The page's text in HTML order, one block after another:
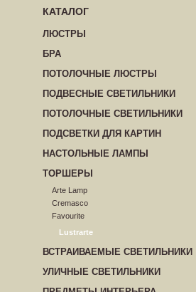
КАТАЛОГ
ЛЮСТРЫ
БРА
ПОТОЛОЧНЫЕ ЛЮСТРЫ
ПОДВЕСНЫЕ СВЕТИЛЬНИКИ
ПОТОЛОЧНЫЕ СВЕТИЛЬНИКИ
ПОДСВЕТКИ ДЛЯ КАРТИН
НАСТОЛЬНЫЕ ЛАМПЫ
ТОРШЕРЫ
Arte Lamp
Cremasco
Favourite
Lustrarte
ВСТРАИВАЕМЫЕ СВЕТИЛЬНИКИ
УЛИЧНЫЕ СВЕТИЛЬНИКИ